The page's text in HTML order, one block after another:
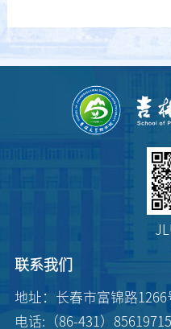
联系我们
地址：长春市富锦路1266
电话:（86-431）85619715